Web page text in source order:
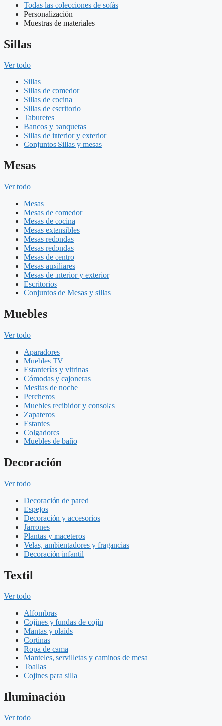
Todas las colecciones de sofás
Personalización
Muestras de materiales
Sillas
Ver todo
Sillas
Sillas de comedor
Sillas de cocina
Sillas de escritorio
Taburetes
Bancos y banquetas
Sillas de interior y exterior
Conjuntos Sillas y mesas
Mesas
Ver todo
Mesas
Mesas de comedor
Mesas de cocina
Mesas extensibles
Mesas redondas
Mesas redondas
Mesas de centro
Mesas auxiliares
Mesas de interior y exterior
Escritorios
Conjuntos de Mesas y sillas
Muebles
Ver todo
Aparadores
Muebles TV
Estanterías y vitrinas
Cómodas y cajoneras
Mesitas de noche
Percheros
Muebles recibidor y consolas
Zapateros
Estantes
Colgadores
Muebles de baño
Decoración
Ver todo
Decoración de pared
Espejos
Decoración y accesorios
Jarrones
Plantas y maceteros
Velas, ambientadores y fragancias
Decoración infantil
Textil
Ver todo
Alfombras
Cojines y fundas de cojín
Mantas y plaids
Cortinas
Ropa de cama
Manteles, servilletas y caminos de mesa
Toallas
Cojines para silla
Iluminación
Ver todo